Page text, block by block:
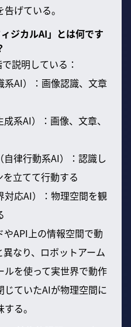
げている。
ジカルAI」とは何です
説明している：
系AI）：画像認識、文章
系AI）：画像、文章、
律行動系AI）：認識し
立てて行動する
対応AI）：物理空間を観
API上の情報空間で動
なり、ロボットアーム
を使って実世界で動作
ていたAIが物理空間に
る。